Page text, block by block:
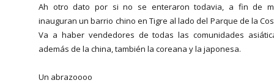
Ah otro dato por si no se enteraron todavia, a fin de
inauguran un barrio chino en Tigre al lado del Parque de la
Va a haber vendedores de todas las comunidades
además de la china, también la coreana y la japonesa.
Un abrazoooo